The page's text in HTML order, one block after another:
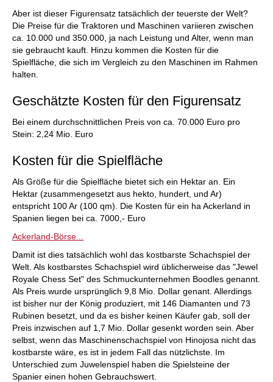
Aber ist dieser Figurensatz tatsächlich der teuerste der Welt?
Die Preise für die Traktoren und Maschinen variieren zwischen
ca. 10.000 und 350.000, ja nach Leistung und Alter, wenn man
sie gebraucht kauft. Hinzu kommen die Kosten für die
Spielfläche, die sich im Vergleich zu den Maschinen im Rahmen
halten.
Geschätzte Kosten für den Figurensatz
Bei einem durchschnittlichen Preis von ca. 70.000 Euro pro
Stein: 2,24 Mio. Euro
Kosten für die Spielfläche
Als Größe für die Spielfläche bietet sich ein Hektar an. Ein
Hektar (zusammengesetzt aus hekto, hundert, und Ar)
entspricht 100 Ar (100 qm). Die Kosten für ein ha Ackerland in
Spanien liegen bei ca. 7000,- Euro
Ackerland-Börse...
Damit ist dies tatsächlich wohl das kostbarste Schachspiel der
Welt. Als kostbarstes Schachspiel wird üblicherweise das "Jewel
Royale Chess Set" des Schmuckunternehmen Boodles genannt.
Als Preis wurde ursprünglich 9,8 Mio. Dollar genant. Allerdings
ist bisher nur der König produziert, mit 146 Diamanten und 73
Rubinen besetzt, und da es bisher keinen Käufer gab, soll der
Preis inzwischen auf 1,7 Mio. Dollar gesenkt worden sein. Aber
selbst, wenn das Maschinenschachspiel von Hinojosa nicht das
kostbarste wäre, es ist in jedem Fall das nützlichste. Im
Unterschied zum Juwelenspiel haben die Spielsteine der
Spanier einen hohen Gebrauchswert.